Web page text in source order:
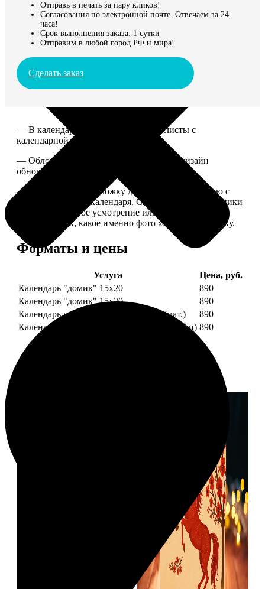
Отправь в печать за пару кликов!
Согласования по электронной почте. Отвечаем за 24
часа!
Срок выполнения заказа: 1 сутки
Отправим в любой город РФ и мира!
Сделать заказ
— В календаре 13 листов: обложка+листы с
календарной сеткой.
— Обложка для календаря стандартная, дизайн
обновляем каждый год.
— В кружочек на обложку добавляем фотографию с
одной из страниц календаря. Снимок наши сотрудники
выбирают на свое усмотрение или пишите в
комментариях, какое именно фото хотите на обложку.
Форматы и цены
Услуга
Цена, руб.
Календарь "домик" 15х20
890
Календарь "домик" 15х20
890
Календарь настольный А5 210х148 (мат.)
890
Календарь настольный А5 210х148 (глянец) 890